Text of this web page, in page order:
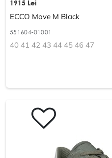
1915 Lei
ECCO Move M Black
551604-01001
40 41 42 43 44 45 46 47